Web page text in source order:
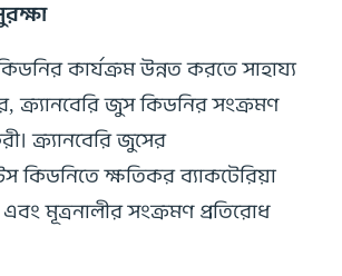
কার্যক্রম উন্নত করতে সাহায্য
ক্র্যানবেরি জুস কিডনির সংক্রমণ
ক্র্যানবেরি জুসের
কিডনিতে ক্ষতিকর ব্যাকটেরিয়া
মূত্রনালীর সংক্রমণ প্রতিরোধ